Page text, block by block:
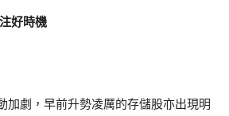
好時機
加劇，早前升勢凌厲的存儲股亦出現明